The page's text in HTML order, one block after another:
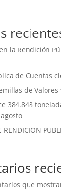
la Rendición
de Cuentas
de Valores
384.848
RENDICION
que